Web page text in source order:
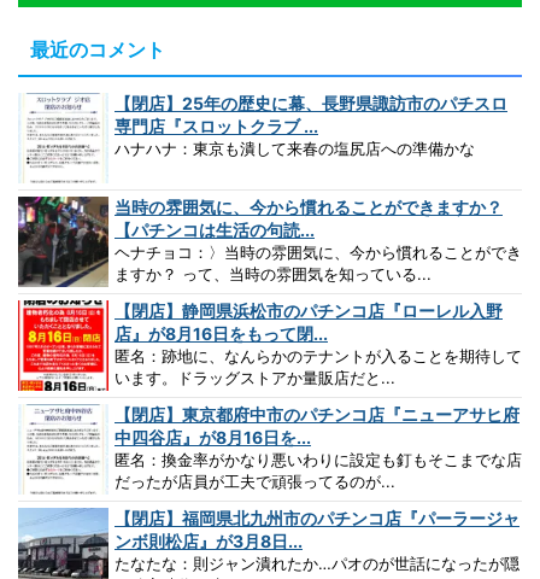
最近のコメント
【閉店】25年の歴史に幕、長野県諏訪市のパチスロ
専門店『スロットクラブ ...
ハナハナ：東京も潰して来春の塩尻店への準備かな
当時の雰囲気に、今から慣れることができますか？
【パチンコは生活の句読...
ヘナチョコ：〉当時の雰囲気に、今から慣れることができ
ますか？ って、当時の雰囲気を知っている...
【閉店】静岡県浜松市のパチンコ店『ローレル入野
店』が8月16日をもって閉...
匿名：跡地に、なんらかのテナントが入ることを期待して
います。ドラッグストアか量販店だと...
【閉店】東京都府中市のパチンコ店『ニューアサヒ府
中四谷店』が8月16日を...
匿名：換金率がかなり悪いわりに設定も釘もそこまでな店
だったが店員が工夫で頑張ってるのが...
【閉店】福岡県北九州市のパチンコ店『パーラージャ
ンボ則松店』が3月8日...
たなたな：則ジャン潰れたか…パオのが世話になったが隠